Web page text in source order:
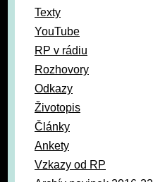
Texty
YouTube
RP v rádiu
Rozhovory
Odkazy
Životopis
Články
Ankety
Vzkazy od RP